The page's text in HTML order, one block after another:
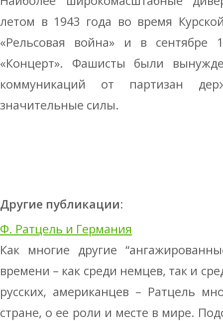
летом в 1943 года во время
«Рельсовая война» и в сентябре
«Концерт». Фашисты были
коммуникаций от партизан
значительные силы.
Другие публикации:
Ф. Ратцель и Германия
Как многие другие
времени – как среди немцев, так и
русских, американцев – Ратцель
стране, о ее роли и месте в мире.